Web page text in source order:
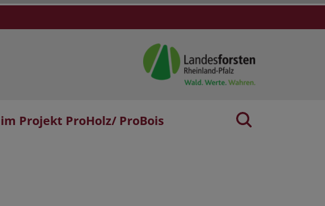
Projekt ProHolz/ ProBois